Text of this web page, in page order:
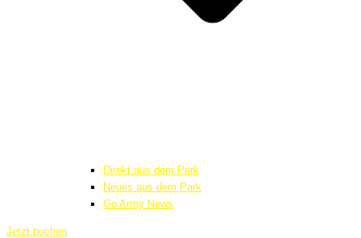
Direkt aus dem Park
Neues aus dem Park
Go Army News
Jetzt buchen